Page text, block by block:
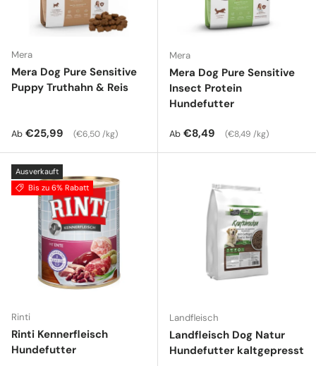
Mera
Mera Dog Pure Sensitive
Puppy Truthahn & Reis
Normaler Preis
Ab €25,99 Grundpreis
€6,50 /kg
Mera
Mera Dog Pure Sensitive
Insect Protein
Hundefutter
Normaler Preis
Ab €8,49 Grundpreis
€8,49 /kg
Ausverkauft
Bis zu 6% Rabatt
Rinti
Rinti Kennerfleisch
Hundefutter
Landfleisch
Landfleisch Dog Natur
Hundefutter kaltgepresst